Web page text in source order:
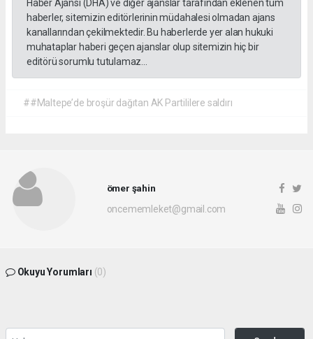
Haber Ajansı (DHA) ve diğer ajanslar tarafından eklenen tüm
haberler, sitemizin editörlerinin müdahalesi olmadan ajans
kanallarından çekilmektedir. Bu haberlerde yer alan hukuki
muhataplar haberi geçen ajanslar olup sitemizin hiç bir
editörü sorumlu tutulamaz...
##Maltepe’de broşür dağıtan AK Partililere saldırı
ömer şahin
oncememleket@gmail.com
Okuyu Yorumları (0)